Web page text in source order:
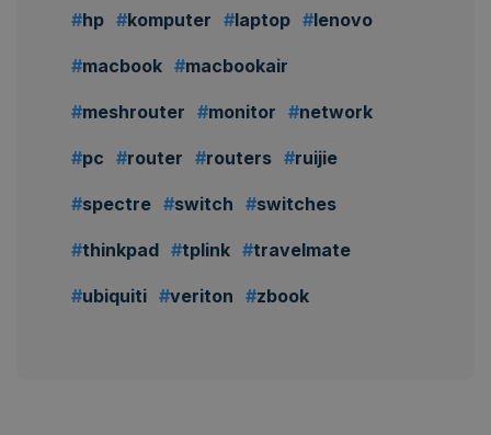
hp komputer laptop lenovo
macbook macbookair
meshrouter monitor network
pc router routers ruijie
spectre switch switches
thinkpad tplink travelmate
ubiquiti veriton zbook